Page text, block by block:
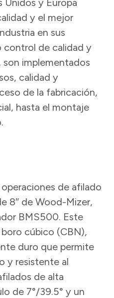
Unidos y Europa
y el mejor
en sus
de calidad y
implementados
calidad y
de la fabricación,
hasta el montaje
de afilado
8″ de Wood-Mizer,
BMS500. Este
cúbico (CBN),
duro que permite
y resistente al
de alta
de 7°/39.5° y un